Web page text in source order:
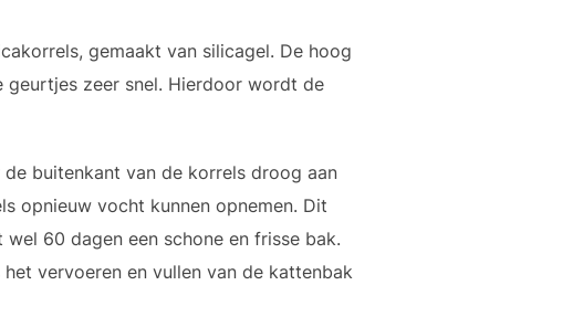
gemaakt van silicagel. De hoog
zeer snel. Hierdoor wordt de
buitenkant van de korrels droog aan
opnieuw vocht kunnen opnemen. Dit
60 dagen een schone en frisse bak.
vervoeren en vullen van de kattenbak